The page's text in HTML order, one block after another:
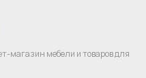
магазин мебели и товаров для